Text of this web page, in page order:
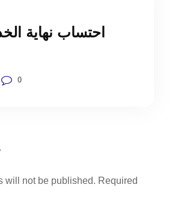
احتساب نهاية
0
will not be published. Required